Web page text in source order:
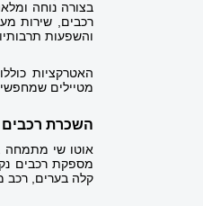
בצורה נוחה
רכבים, שירות
והשפעות
האטרקציות
מטיילים
השכרת רכבים
אוטו שי מתמחה
מספקת רכבים
קלה בערים, רכב